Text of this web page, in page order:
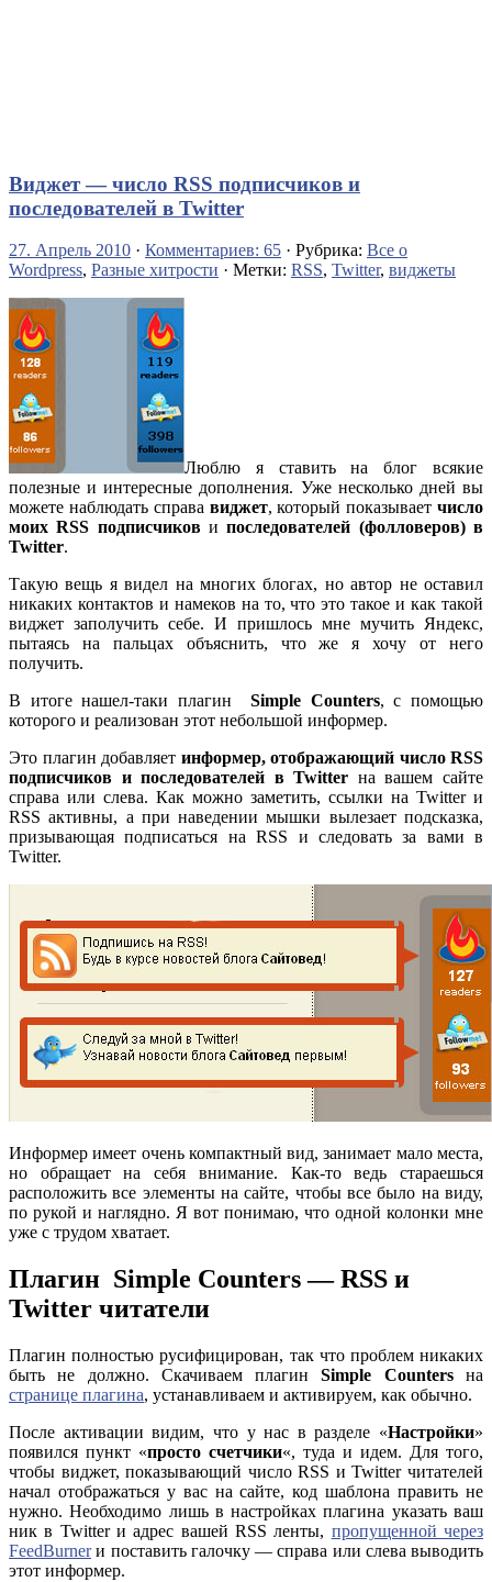
Виджет — число RSS подписчиков и
последователей в Twitter
27. Апрель 2010 · Комментариев: 65 · Рубрика: Все о
Wordpress, Разные хитрости · Метки: RSS, Twitter, виджеты
Люблю я ставить на блог всякие
полезные и интересные дополнения. Уже несколько дней вы
можете наблюдать справа виджет, который показывает число
моих RSS подписчиковипоследователей (фолловеров) в
Twitter.
Такую вещь я видел на многих блогах, но автор не оставил
никаких контактов и намеков на то, что это такое и как такой
виджет заполучить себе. И пришлось мне мучить Яндекс,
пытаясь на пальцах объяснить, что же я хочу от него
получить.
В итоге нашел-таки плагинSimple Counters, с помощью
которого и реализован этот небольшой информер.
Это плагин добавляет информер, отображающий число RSS
подписчиков и последователей в Twitter на вашем сайте
справа или слева. Как можно заметить, ссылки на Twitter и
RSS активны, а при наведении мышки вылезает подсказка,
призывающая подписаться на RSS и следовать за вами в
Twitter.
Информер имеет очень компактный вид, занимает мало места,
но обращает на себя внимание. Как-то ведь стараешься
расположить все элементы на сайте, чтобы все было на виду,
по рукой и наглядно. Я вот понимаю, что одной колонки мне
уже с трудом хватает.
Плагин Simple Counters — RSS и
Twitter читатели
Плагин полностью русифицирован, так что проблем никаких
быть не должно. Скачиваем плагинSimple Countersна
странице плагина, устанавливаем и активируем, как обычно.
После активации видим, что у нас в разделе «Настройки»
появился пункт «просто счетчики«, туда и идем. Для того,
чтобы виджет, показывающий число RSS и Twitter читателей
начал отображаться у вас на сайте, код шаблона править не
нужно. Необходимо лишь в настройках плагина указать ваш
ник в Twitter и адрес вашей RSS ленты, пропущенной через
FeedBurnerи поставить галочку — справа или слева выводить
этот информер.